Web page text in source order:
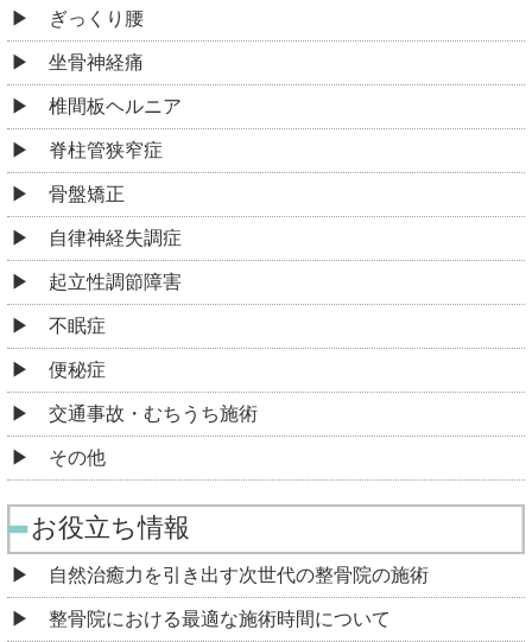
ぎっくり腰
坐骨神経痛
椎間板ヘルニア
脊柱管狭窄症
骨盤矯正
自律神経失調症
起立性調節障害
不眠症
便秘症
交通事故・むちうち施術
その他
お役立ち情報
自然治癒力を引き出す次世代の整骨院の施術
整骨院における最適な施術時間について